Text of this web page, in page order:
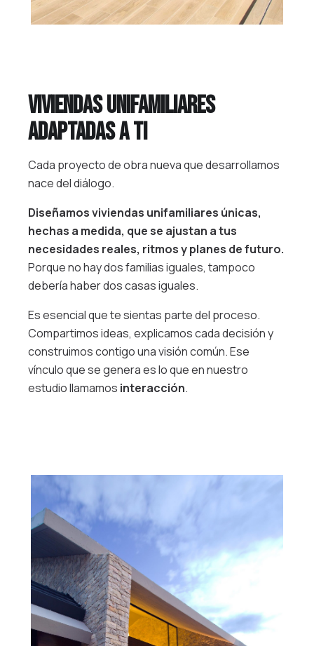
Viviendas unifamiliares
adaptadas a ti
Cada proyecto de obra nueva que desarrollamos
nace del diálogo.
Diseñamos viviendas unifamiliares únicas,
hechas a medida, que se ajustan a tus
necesidades reales, ritmos y planes de futuro.
Porque no hay dos familias iguales, tampoco
debería haber dos casas iguales.
Es esencial que te sientas parte del proceso.
Compartimos ideas, explicamos cada decisión y
construimos contigo una visión común. Ese
vínculo que se genera es lo que en nuestro
estudio llamamos interacción.